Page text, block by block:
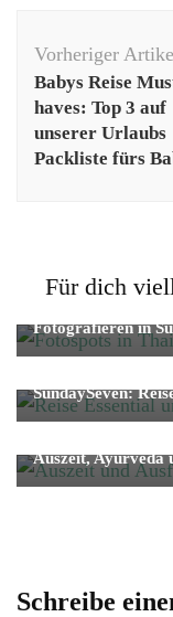
Vorheriger
Babys Reise
haves: Top 3 auf
unserer Urlaubs
Packliste fürs
Für dich
Fernreise
Fotografieren in
SundaySeven:
Auszeit, Ayurveda
Schreibe